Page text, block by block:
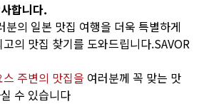
합니다.
분의 일본 맛집 여행을 더욱 특별하게
의 맛집 찾기를 도와드립니다.SAVOR
주변의 맛집을 여러분께 꼭 맞는 맛
수 있습니다